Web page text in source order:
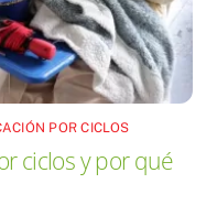
POR CICLOS
ciclos y por qué